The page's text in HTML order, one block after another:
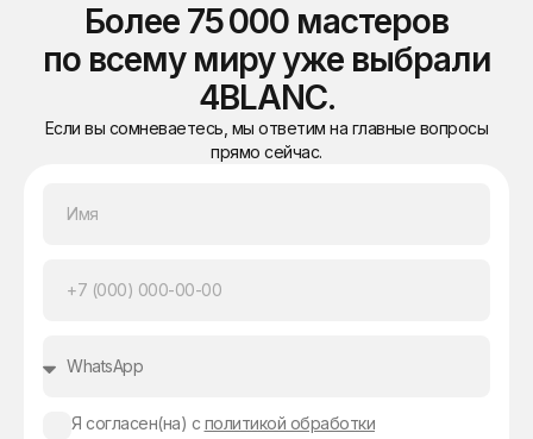
Более 75 000 мастеров
по всему миру уже выбрали
4BLANC.
Если вы сомневаетесь, мы ответим на главные вопросы
прямо сейчас.
Я согласен(на) с политикой обработки